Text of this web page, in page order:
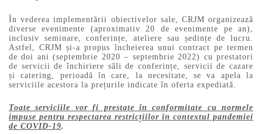
În vederea implementării obiectivelor sale, CRJM organizează
diverse evenimente (aproximativ 20 de evenimente pe an),
inclusiv seminare, conferințe, ateliere sau ședințe de lucru.
Astfel, CRJM și-a propus încheierea unui contract pe termen
de doi ani (septembrie 2020 – septembrie 2022) cu prestatori
de servicii de închiriere săli de conferințe, servicii de cazare
și catering, perioadă în care, la necesitate, se va apela la
serviciile acestora la prețurile indicate în oferta expediată.
Toate serviciile vor fi prestate în conformitate cu normele
impuse pentru respectarea restricțiilor în contextul pandemiei
de COVID-19.